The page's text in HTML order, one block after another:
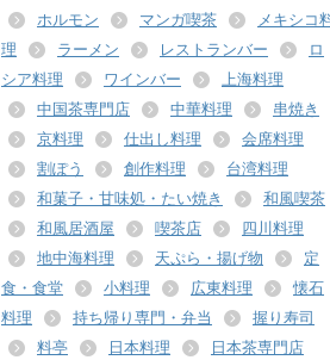
ホルモン
マンガ喫茶
メキシコ
理
ラーメン レストランバー
ロ
シア料理
ワインバー
上海料理
中国茶専門店
中華料理
串焼き
京料理
仕出し料理
会席料理
割ぽう
創作料理
台湾料理
和菓子・甘味処・たい焼き
和風喫茶
和風居酒屋
喫茶店
四川料理
地中海料理
天ぷら・揚げ物
定
食・食堂
小料理 広東料理
懐石
料理
持ち帰り専門・弁当
握り寿司
料亭
日本料理
日本茶専門店